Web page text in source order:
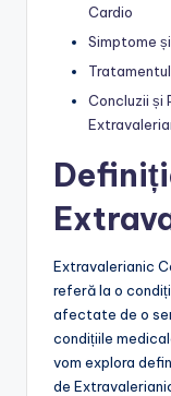
Cardio
Simptome
Concluzii și
Extravalerianic
referă la o
afectate de o
condițiile
vom explora
de